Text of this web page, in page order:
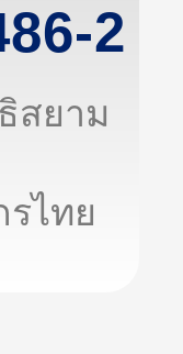
2
สยาม
ไทย